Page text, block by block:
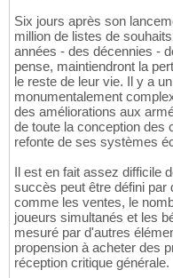
Six jours après son
million de listes de
années - des décennies -
pense, maintiendront la
le reste de leur vie. Il y a
monumentalement
des améliorations aux
de toute la conception des
refonte de ses systèmes
Il est en fait assez difficile
succès peut être défini par
comme les ventes, le
joueurs simultanés et les
mesuré par d'autres
propension à acheter des
réception critique générale.